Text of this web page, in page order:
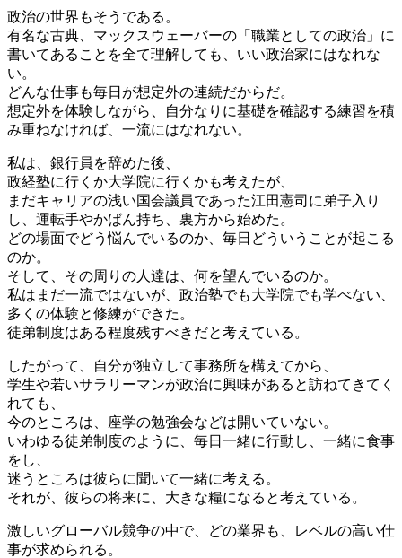
政治の世界もそうである。
有名な古典、マックスウェーバーの「職業としての政治」に
書いてあることを全て理解しても、いい政治家にはなれな
い。
どんな仕事も毎日が想定外の連続だからだ。
想定外を体験しながら、自分なりに基礎を確認する練習を積
み重ねなければ、一流にはなれない。
私は、銀行員を辞めた後、
政経塾に行くか大学院に行くかも考えたが、
まだキャリアの浅い国会議員であった江田憲司に弟子入り
し、運転手やかばん持ち、裏方から始めた。
どの場面でどう悩んでいるのか、毎日どういうことが起こる
のか。
そして、その周りの人達は、何を望んでいるのか。
私はまだ一流ではないが、政治塾でも大学院でも学べない、
多くの体験と修練ができた。
徒弟制度はある程度残すべきだと考えている。
したがって、自分が独立して事務所を構えてから、
学生や若いサラリーマンが政治に興味があると訪ねてきてく
れても、
今のところは、座学の勉強会などは開いていない。
いわゆる徒弟制度のように、毎日一緒に行動し、一緒に食事
をし、
迷うところは彼らに聞いて一緒に考える。
それが、彼らの将来に、大きな糧になると考えている。
激しいグローバル競争の中で、どの業界も、レベルの高い仕
事が求められる。